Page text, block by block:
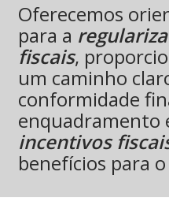
Oferecemos
para a
fiscais,
um caminho
conformidade
enquadramento
incentivos
benefícios para